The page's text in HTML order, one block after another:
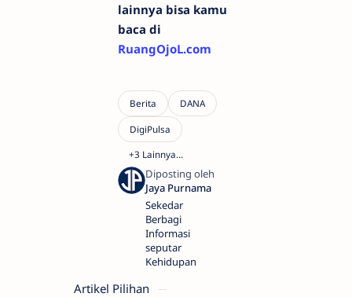
lainnya bisa kamu
baca di
RuangOjoL.com
Sekedar
Berbagi
Informasi
seputar
Kehidupan
Artikel Pilihan